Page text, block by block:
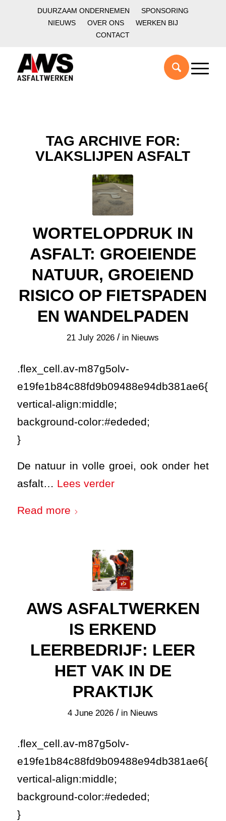
DUURZAAM ONDERNEMEN
SPONSORING
NIEUWS
OVER ONS
WERKEN BIJ
CONTACT
TAG ARCHIVE FOR:
VLAKSLIJPEN ASFALT
WORTELOPDRUK IN
ASFALT: GROEIENDE
NATUUR, GROEIEND
RISICO OP FIETSPADEN
EN WANDELPADEN
21 July 2026 / in Nieuws
.flex_cell.av-m87g5olv-
e19fe1b84c88fd9b09488e94db381ae6{
vertical-align:middle;
background-color:#ededed;
}
De natuur in volle groei, ook onder het
asfalt… Lees verder
Read more
AWS ASFALTWERKEN
IS ERKEND
LEERBEDRIJF: LEER
HET VAK IN DE
PRAKTIJK
4 June 2026 / in Nieuws
.flex_cell.av-m87g5olv-
e19fe1b84c88fd9b09488e94db381ae6{
vertical-align:middle;
background-color:#ededed;
}